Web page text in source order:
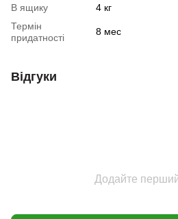
В ящику
4 кг
Термін
придатності
8 мес
Відгуки
Додайте перший